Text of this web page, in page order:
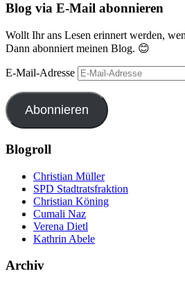
Blog via E-Mail abonnieren
Wollt Ihr ans Lesen erinnert werden,
Dann abonniert meinen Blog. 😊
E-Mail-Adresse
Abonnieren
Blogroll
Christian Müller
SPD Stadtratsfraktion
Christian Köning
Cumali Naz
Verena Dietl
Kathrin Abele
Archiv